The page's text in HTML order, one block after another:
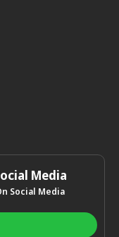
Media
Social Media